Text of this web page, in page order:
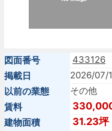
図面番号
433126
掲載日
2026/07/
以前の業態
その他
賃料
建物面積 31.23坪